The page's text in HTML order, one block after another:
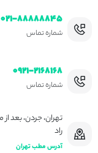
۰۲۱-۸۸۸۸۸۸۴۵
شماره تماس
۰۹۲۱-۲۱۶۸۱۶۸
شماره تماس
راد
آدرس مطب تهران